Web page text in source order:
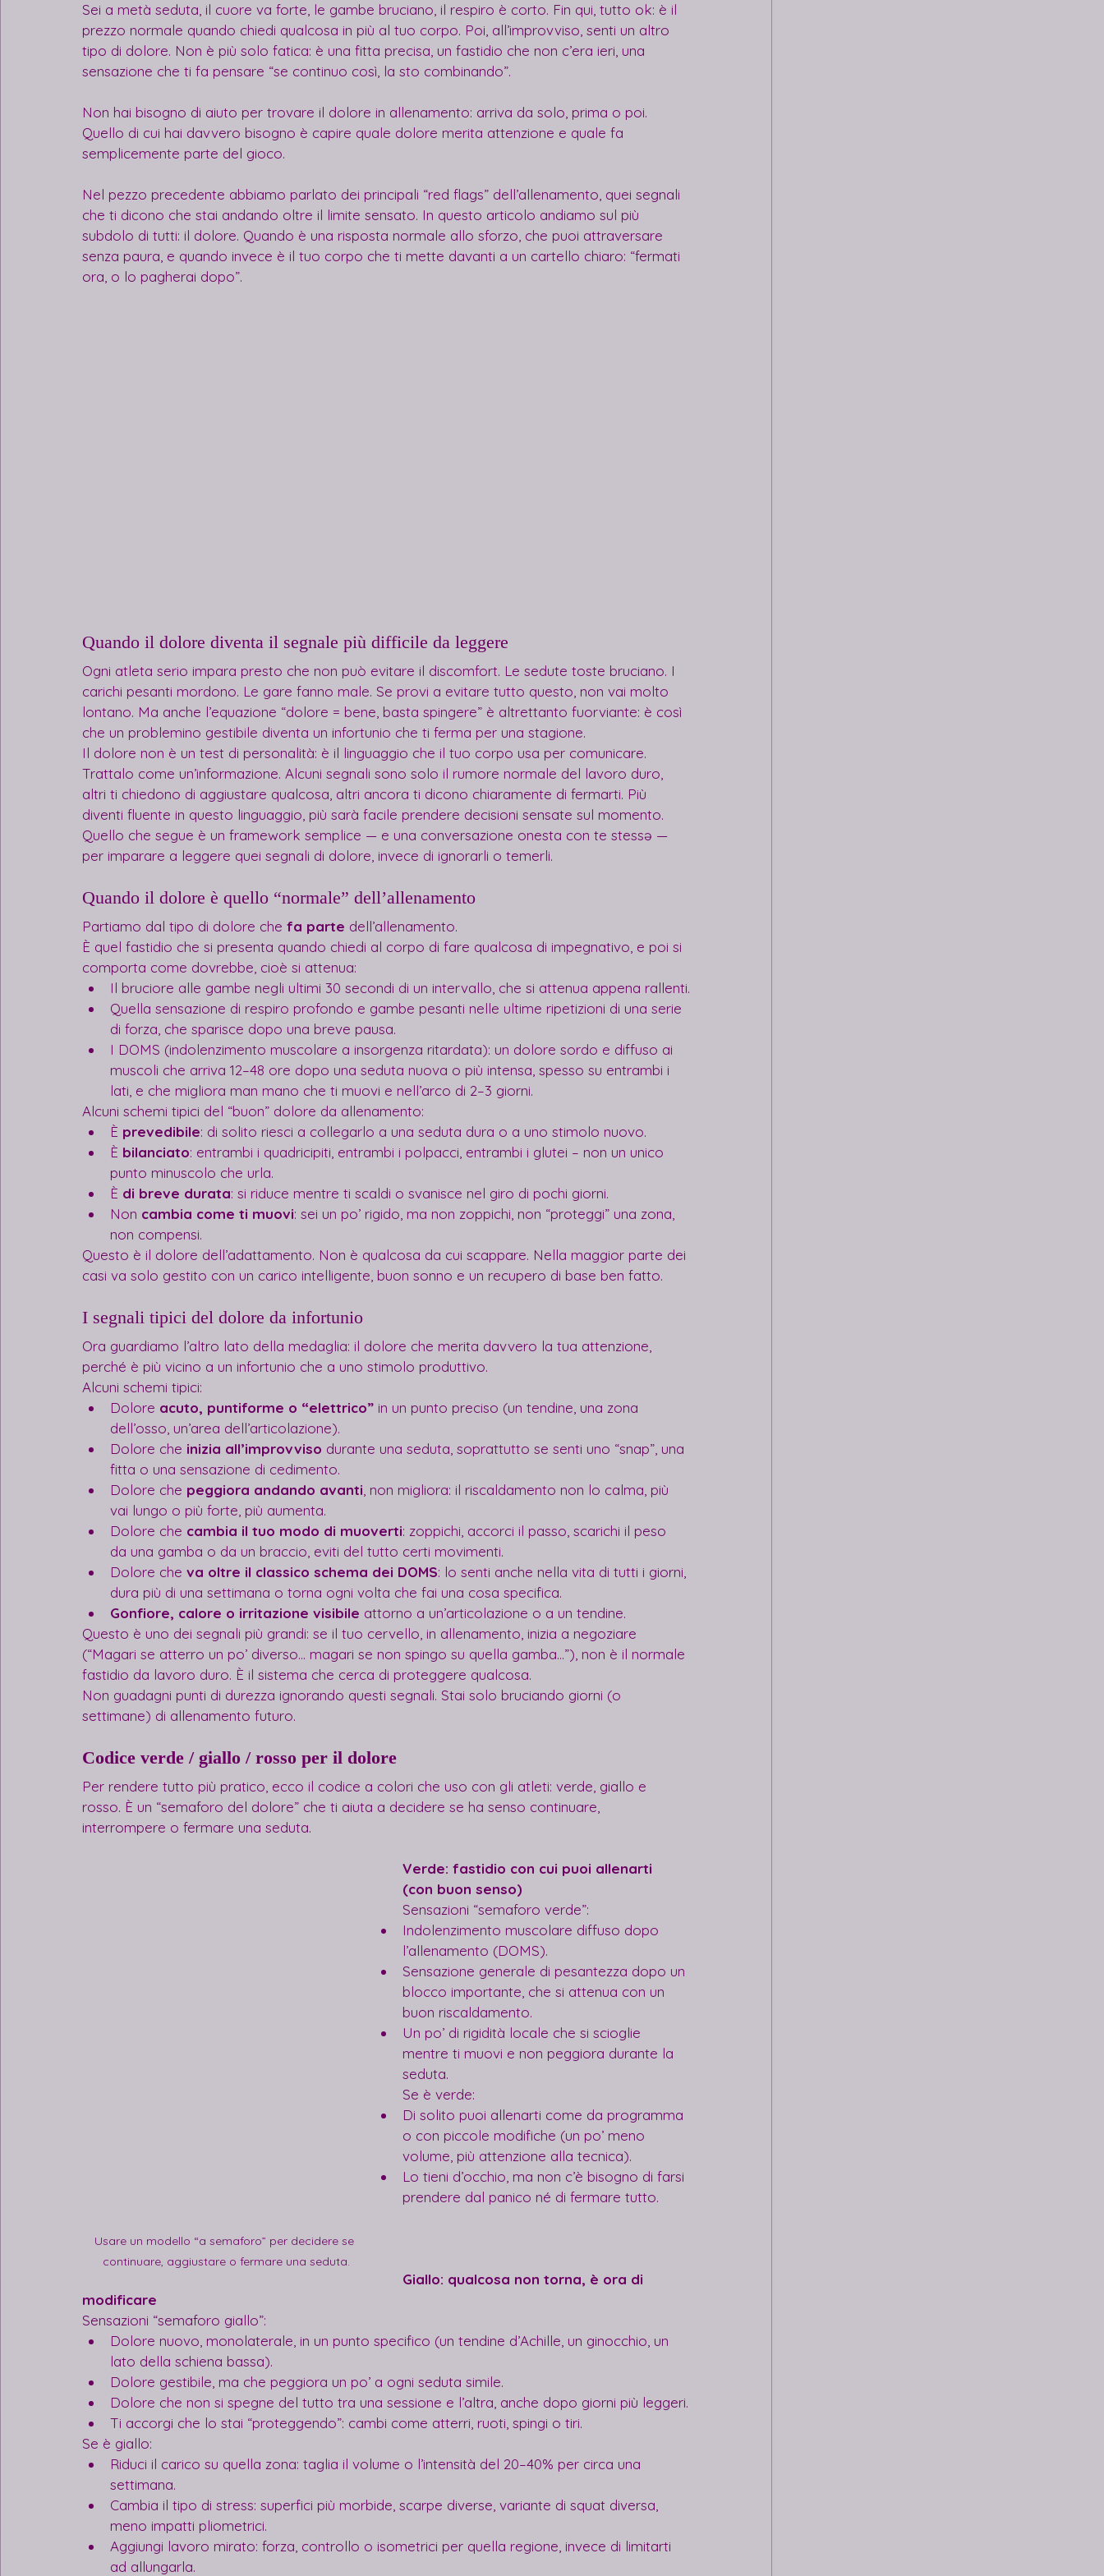
Sei a metà seduta, il cuore va forte, le gambe bruciano, il respiro è corto. Fin qui, tutto ok: è il
prezzo normale quando chiedi qualcosa in più al tuo corpo. Poi, all’improvviso, senti un altro
tipo di dolore. Non è più solo fatica: è una fitta precisa, un fastidio che non c’era ieri, una
sensazione che ti fa pensare “se continuo così, la sto combinando”.
Non hai bisogno di aiuto per trovare il dolore in allenamento: arriva da solo, prima o poi.
Quello di cui hai davvero bisogno è capire quale dolore merita attenzione e quale fa
semplicemente parte del gioco.
Nel pezzo precedente abbiamo parlato dei principali “red flags” dell’allenamento, quei segnali
che ti dicono che stai andando oltre il limite sensato. In questo articolo andiamo sul più
subdolo di tutti: il dolore. Quando è una risposta normale allo sforzo, che puoi attraversare
senza paura, e quando invece è il tuo corpo che ti mette davanti a un cartello chiaro: “fermati
ora, o lo pagherai dopo”.
Quando il dolore diventa il segnale più difficile da leggere
Ogni atleta serio impara presto che non può evitare il discomfort. Le sedute toste bruciano. I
carichi pesanti mordono. Le gare fanno male. Se provi a evitare tutto questo, non vai molto
lontano. Ma anche l’equazione “dolore = bene, basta spingere” è altrettanto fuorviante: è così
che un problemino gestibile diventa un infortunio che ti ferma per una stagione.
Il dolore non è un test di personalità: è il linguaggio che il tuo corpo usa per comunicare.
Trattalo come un’informazione. Alcuni segnali sono solo il rumore normale del lavoro duro,
altri ti chiedono di aggiustare qualcosa, altri ancora ti dicono chiaramente di fermarti. Più
diventi fluente in questo linguaggio, più sarà facile prendere decisioni sensate sul momento.
Quello che segue è un framework semplice — e una conversazione onesta con te stessə —
per imparare a leggere quei segnali di dolore, invece di ignorarli o temerli.
Quando il dolore è quello “normale” dell’allenamento
Partiamo dal tipo di dolore che fa parte dell’allenamento.
È quel fastidio che si presenta quando chiedi al corpo di fare qualcosa di impegnativo, e poi si
comporta come dovrebbe, cioè si attenua:
Il bruciore alle gambe negli ultimi 30 secondi di un intervallo, che si attenua appena rallenti.
Quella sensazione di respiro profondo e gambe pesanti nelle ultime ripetizioni di una serie
di forza, che sparisce dopo una breve pausa.
I DOMS (indolenzimento muscolare a insorgenza ritardata): un dolore sordo e diffuso ai
muscoli che arriva 12–48 ore dopo una seduta nuova o più intensa, spesso su entrambi i
lati, e che migliora man mano che ti muovi e nell’arco di 2–3 giorni.
Alcuni schemi tipici del “buon” dolore da allenamento:
È prevedibile: di solito riesci a collegarlo a una seduta dura o a uno stimolo nuovo.
È bilanciato: entrambi i quadricipiti, entrambi i polpacci, entrambi i glutei – non un unico
punto minuscolo che urla.
È di breve durata: si riduce mentre ti scaldi o svanisce nel giro di pochi giorni.
Non cambia come ti muovi: sei un po’ rigido, ma non zoppichi, non “proteggi” una zona,
non compensi.
Questo è il dolore dell’adattamento. Non è qualcosa da cui scappare. Nella maggior parte dei
casi va solo gestito con un carico intelligente, buon sonno e un recupero di base ben fatto.
I segnali tipici del dolore da infortunio
Ora guardiamo l’altro lato della medaglia: il dolore che merita davvero la tua attenzione,
perché è più vicino a un infortunio che a uno stimolo produttivo.
Alcuni schemi tipici:
Dolore acuto, puntiforme o “elettrico” in un punto preciso (un tendine, una zona
dell’osso, un’area dell’articolazione).
Dolore che inizia all’improvviso durante una seduta, soprattutto se senti uno “snap”, una
fitta o una sensazione di cedimento.
Dolore che peggiora andando avanti , non migliora: il riscaldamento non lo calma, più
vai lungo o più forte, più aumenta.
Dolore che cambia il tuo modo di muoverti: zoppichi, accorci il passo, scarichi il peso
da una gamba o da un braccio, eviti del tutto certi movimenti.
Dolore che va oltre il classico schema dei DOMS: lo senti anche nella vita di tutti i giorni,
dura più di una settimana o torna ogni volta che fai una cosa specifica.
Gonfiore, calore o irritazione visibile attorno a un’articolazione o a un tendine.
Questo è uno dei segnali più grandi: se il tuo cervello, in allenamento, inizia a negoziare
(“Magari se atterro un po’ diverso… magari se non spingo su quella gamba…”), non è il normale
fastidio da lavoro duro. È il sistema che cerca di proteggere qualcosa.
Non guadagni punti di durezza ignorando questi segnali. Stai solo bruciando giorni (o
settimane) di allenamento futuro.
Codice verde / giallo / rosso per il dolore
Per rendere tutto più pratico, ecco il codice a colori che uso con gli atleti: verde, giallo e
rosso. È un “semaforo del dolore” che ti aiuta a decidere se ha senso continuare,
interrompere o fermare una seduta.​​
Usare un modello “a semaforo” per decidere se
continuare, aggiustare o fermare una seduta.
Verde: fastidio con cui puoi allenarti
(con buon senso)
Sensazioni “semaforo verde”:
Indolenzimento muscolare diffuso dopo
l’allenamento (DOMS).
Sensazione generale di pesantezza dopo un
blocco importante, che si attenua con un
buon riscaldamento.
Un po’ di rigidità locale che si scioglie
mentre ti muovi e non peggiora durante la
seduta.
Se è verde:
Di solito puoi allenarti come da programma
o con piccole modifiche (un po’ meno
volume, più attenzione alla tecnica).
Lo tieni d’occhio, ma non c’è bisogno di farsi
prendere dal panico né di fermare tutto.
Giallo: qualcosa non torna, è ora di
modificare
Sensazioni “semaforo giallo”:
Dolore nuovo, monolaterale, in un punto specifico (un tendine d’Achille, un ginocchio, un
lato della schiena bassa).
Dolore gestibile, ma che peggiora un po’ a ogni seduta simile.
Dolore che non si spegne del tutto tra una sessione e l’altra, anche dopo giorni più leggeri.
Ti accorgi che lo stai “proteggendo”: cambi come atterri, ruoti, spingi o tiri.
Se è giallo:
Riduci il carico su quella zona: taglia il volume o l’intensità del 20–40% per circa una
settimana.
Cambia il tipo di stress: superfici più morbide, scarpe diverse, variante di squat diversa,
meno impatti pliometrici.
Aggiungi lavoro mirato: forza, controllo o isometrici per quella regione, invece di limitarti
ad allungarla.